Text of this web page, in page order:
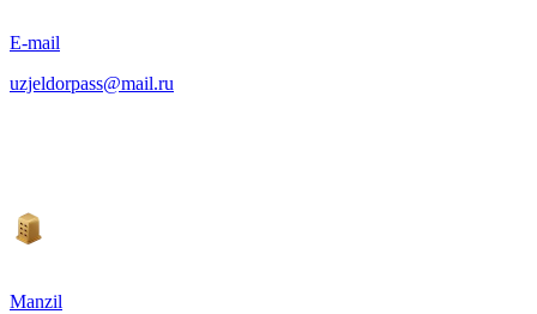
E-mail
uzjeldorpass@mail.ru
Manzil